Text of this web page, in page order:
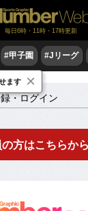
毎日6時・11時・17時更新
#甲子園 #Jリーグ
ログイン
・ログイン
の方はこちらか
ます ×